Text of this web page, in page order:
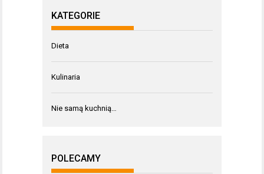
KATEGORIE
Dieta
Kulinaria
Nie samą kuchnią…
POLECAMY